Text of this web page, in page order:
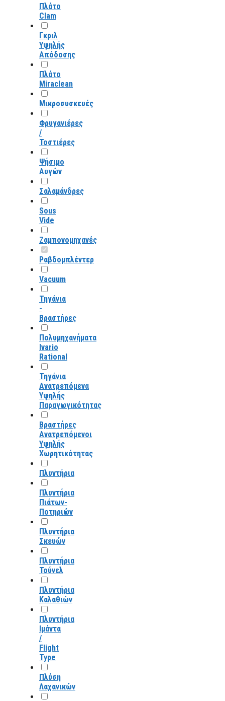
Πλάτο
Clam
Γκριλ
Υψηλής
Απόδοσης
Πλάτο
Miraclean
Μικροσυσκευές
Φρυγανιέρες
/
Τοστιέρες
Ψήσιμο
Αυγών
Σαλαμάνδρες
Sous
Vide
Ζαμπονομηχανές
Ραβδομπλέντερ
Vacuum
Τηγάνια
-
Βραστήρες
Πολυμηχανήματα
Ivario
Rational
Τηγάνια
Ανατρεπόμενα
Υψηλής
Παραγωγικότητας
Βραστήρες
Ανατρεπόμενοι
Υψηλής
Χωρητικότητας
Πλυντήρια
Πλυντήρια
Πιάτων-
Ποτηριών
Πλυντήρια
Σκευών
Πλυντήρια
Τούνελ
Πλυντήρια
Καλαθιών
Πλυντήρια
Ιμάντα
/
Flight
Type
Πλύση
Λαχανικών